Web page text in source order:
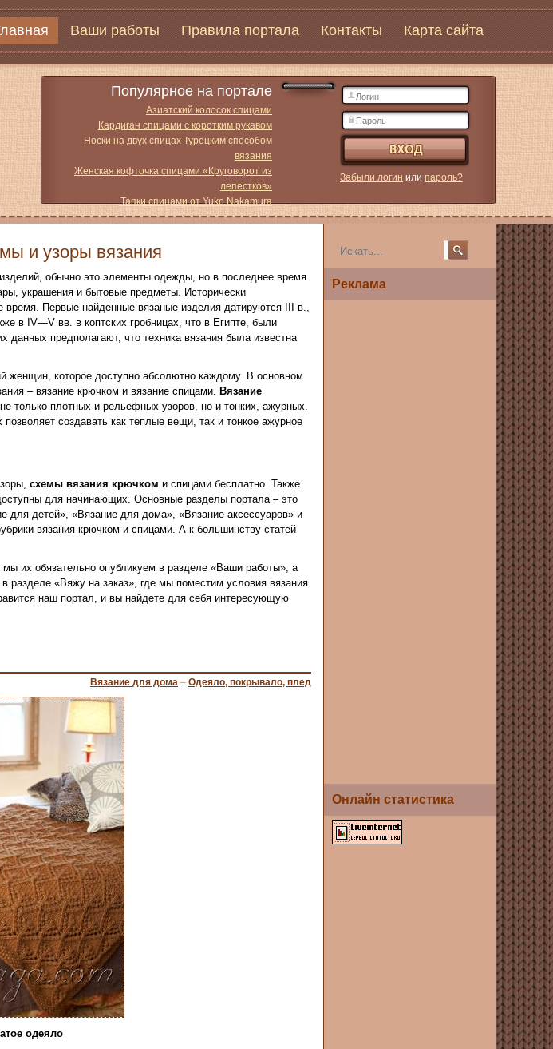
Ваши работы Правила портала Контакты Карта сайта
Популярное на портале
Азиатский колосок спицами
Кардиган спицами с коротким рукавом
Носки на двух спицах Турецким способом
вязания
Женская кофточка спицами «Круговорот из
лепестков»
Тапки спицами от Yuko Nakamura
Забыли логин или пароль?
и узоры вязания
обычно это элементы одежды, но в последнее время
украшения и бытовые предметы. Исторически
время. Первые найденные вязаные изделия датируются III в.,
в IV—V вв. в коптских гробницах, что в Египте, были
данных предполагают, что техника вязания была известна
женщин, которое доступно абсолютно каждому. В основном
– вязание крючком и вязание спицами. Вязание
только плотных и рельефных узоров, но и тонких, ажурных.
создавать как теплые вещи, так и тонкое ажурное
схемы вязания крючком и спицами бесплатно. Также
для начинающих. Основные разделы портала – это
детей», «Вязание для дома», «Вязание аксессуаров» и
вязания крючком и спицами. А к большинству статей
их обязательно опубликуем в разделе «Ваши работы», а
разделе «Вяжу на заказ», где мы поместим условия вязания
наш портал, и вы найдете для себя интересующую
Вязание для дома – Одеяло, покрывало, плед
одеяло
Реклама
Онлайн статистика